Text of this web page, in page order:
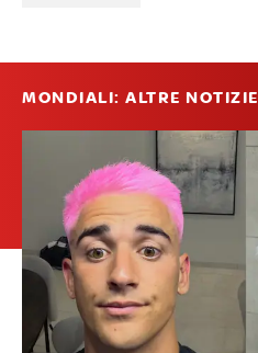
MONDIALI: ALTRE NOTIZIE